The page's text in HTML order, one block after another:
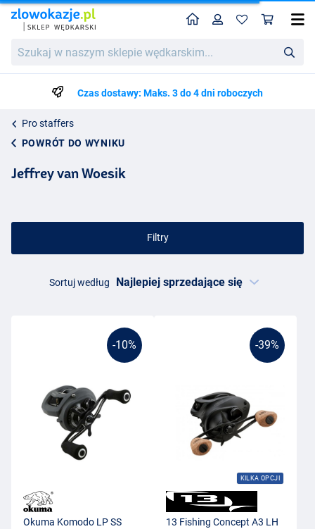
w
wędkarskim...
HomeProfil
Czas dostawy: Maks. 3 do 4 dni roboczych
Pro staffers
POWRÓT DO WYNIKU
Jeffrey van Woesik
Filtry
Sortuj według
-10%
Okuma Komodo LP SS
-39%
KILKA OPCJI
13 Fishing Concept A3 LH